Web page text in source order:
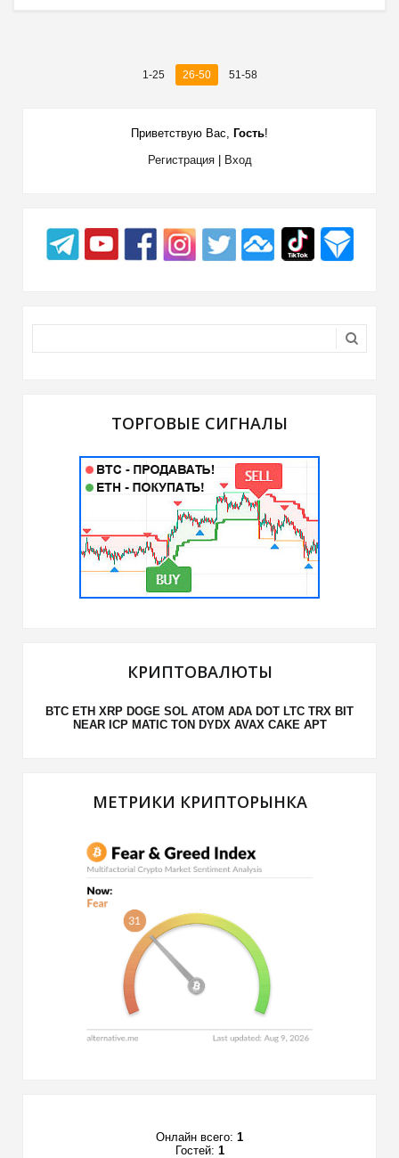
1-25 26-50 51-58
Приветствую Вас Гость!
Регистрация| Вход
ТОРГОВЫЕ СИГНАЛЫ
КРИПТОВАЛЮТЫ
BTC ETH XRP DOGE SOL ATOM ADA DOT LTC TRX BIT
NEAR ICP MATIC TON DYDX AVAX CAKE APT
МЕТРИКИ КРИПТОРЫНКА
Онлайн всего: 1
Гостей: 1